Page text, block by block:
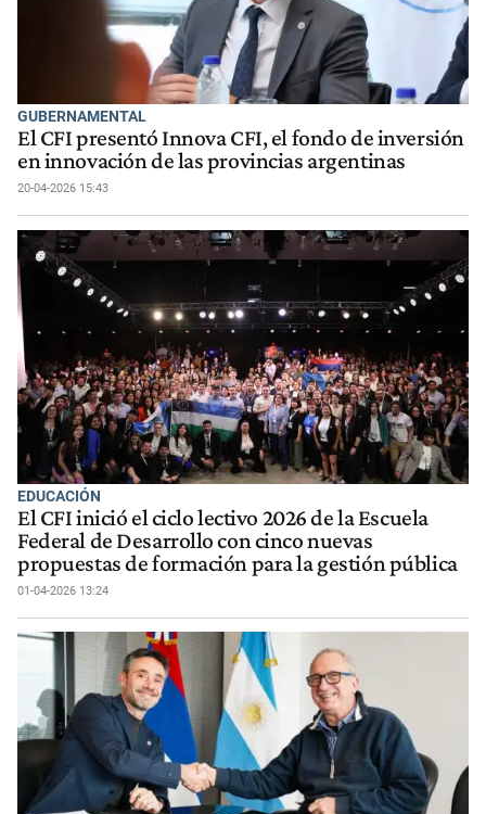
GUBERNAMENTAL
El CFI presentó Innova CFI, el fondo de inversión
en innovación de las provincias argentinas
20-04-2026 15:43
EDUCACIÓN
El CFI inició el ciclo lectivo 2026 de la Escuela
Federal de Desarrollo con cinco nuevas
propuestas de formación para la gestión pública
01-04-2026 13:24